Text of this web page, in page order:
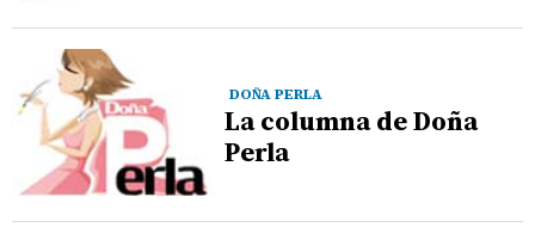
DOÑA PERLA
La columna de Doña
Perla